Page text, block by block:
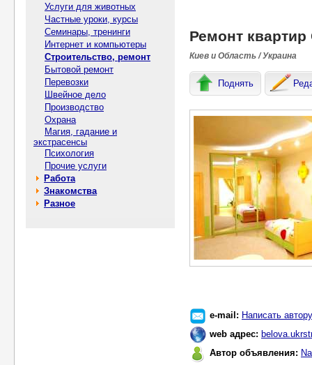
Услуги для животных
Частные уроки, курсы
Семинары, тренинги
Интернет и компьютеры
Строительство, ремонт
Бытовой ремонт
Перевозки
Швейное дело
Производство
Охрана
Магия, гадание и
экстрасенсы
Психология
Прочие услуги
Работа
Знакомства
Разное
Ремонт
Киев и Область / Украина
Поднять
e-mail: Написать автору
web адрес:
Автор объявления: